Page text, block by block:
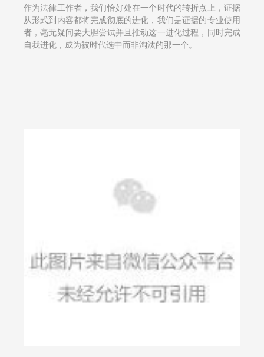
作为法律工作者，我们恰好处在一个时代的转折点上，证据
从形式到内容都将完成彻底的进化，我们是证据的专业使用
者，毫无疑问要大胆尝试并且推动这一进化过程，同时完成
自我进化，成为被时代选中而非淘汰的那一个。